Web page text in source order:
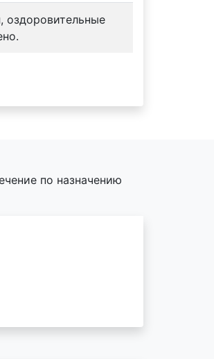
оздоровительные
по назначению